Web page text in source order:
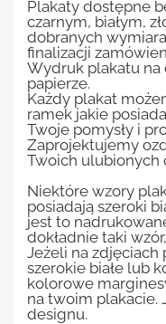
Plakaty dostępne
czarnym, białym,
dobranych
finalizacji
Wydruk plakatu
papierze.
Każdy plakat
ramek jakie
Twoje pomysły i
Zaprojektujemy
Twoich ulubionych
Niektóre wzory
posiadają szeroki
jest to
dokładnie taki
Jeżeli na zdjęciach
szerokie białe lub
kolorowe
na twoim plakacie.
designu.